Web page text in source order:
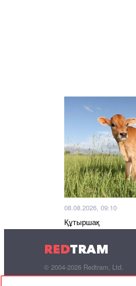
08.08.2026, 09:10
Құтыршақ
REDTRAM
© 2004-2026 Redtram, Ltd.